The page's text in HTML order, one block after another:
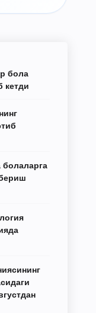
бола
кетди